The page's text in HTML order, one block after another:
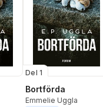
Del 1
Bortförda
Emmelie Uggla